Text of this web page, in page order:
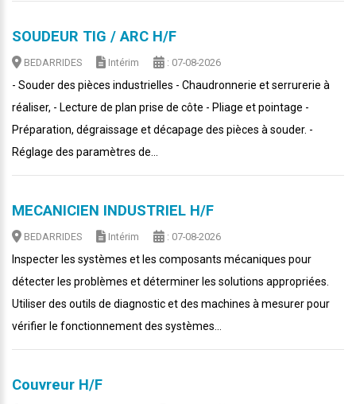
SOUDEUR TIG / ARC H/F
BEDARRIDES Intérim : 07-08-2026
- Souder des pièces industrielles - Chaudronnerie et serrurerie à
réaliser, - Lecture de plan prise de côte - Pliage et pointage -
Préparation, dégraissage et décapage des pièces à souder. -
Réglage des paramètres de...
MECANICIEN INDUSTRIEL H/F
BEDARRIDES Intérim : 07-08-2026
Inspecter les systèmes et les composants mécaniques pour
détecter les problèmes et déterminer les solutions appropriées.
Utiliser des outils de diagnostic et des machines à mesurer pour
vérifier le fonctionnement des systèmes...
Couvreur H/F